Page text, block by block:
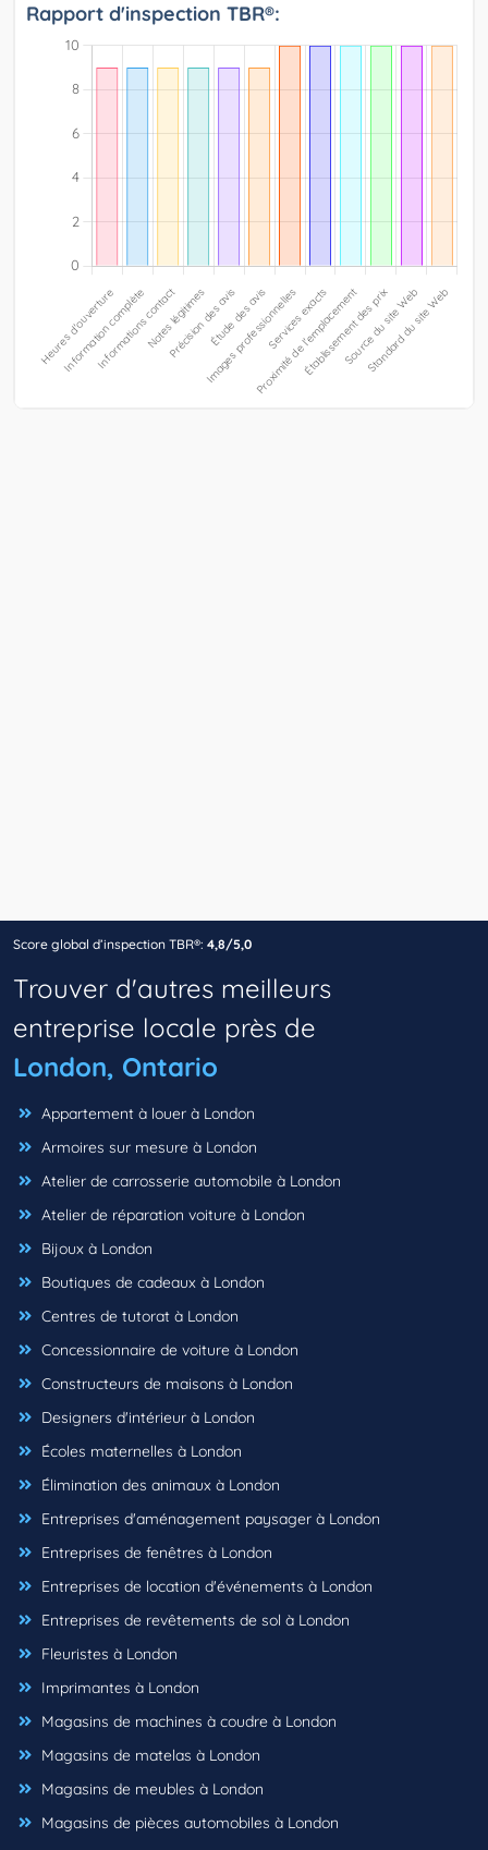
Rapport d'inspection TBR®:
Score global d’inspection TBR®: 4,8/5,0
Trouver d'autres meilleurs
entreprise locale près de
London, Ontario
Appartement à louer à London
Armoires sur mesure à London
Atelier de carrosserie automobile à London
Atelier de réparation voiture à London
Bijoux à London
Boutiques de cadeaux à London
Centres de tutorat à London
Concessionnaire de voiture à London
Constructeurs de maisons à London
Designers d'intérieur à London
Écoles maternelles à London
Élimination des animaux à London
Entreprises d'aménagement paysager à London
Entreprises de fenêtres à London
Entreprises de location d'événements à London
Entreprises de revêtements de sol à London
Fleuristes à London
Imprimantes à London
Magasins de machines à coudre à London
Magasins de matelas à London
Magasins de meubles à London
Magasins de pièces automobiles à London